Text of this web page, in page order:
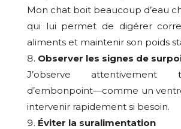
Mon chat boit beaucoup d’eau
qui lui permet de digérer
aliments et maintenir son poids
Observer les signes de
J’observe attentivement
d’embonpoint—comme un
intervenir rapidement si besoin.
Éviter la suralimentation